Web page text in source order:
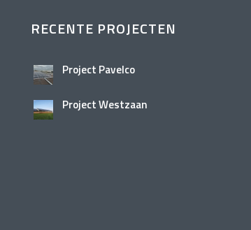
RECENTE PROJECTEN
Project Pavelco
Project Westzaan